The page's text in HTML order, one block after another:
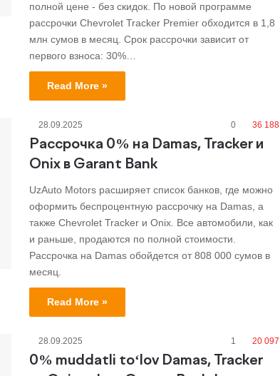
полной цене - без скидок. По новой программе
рассрочки Chevrolet Tracker Premier обходится в 1,8
млн сумов в месяц. Срок рассрочки зависит от
первого взноса: 30%…
Read More »
28.09.2025 0 36 188
Рассрочка 0% на Damas, Tracker и
Onix в Garant Bank
UzAuto Motors расширяет список банков, где можно
оформить беспроцентную рассрочку на Damas, а
также Chevrolet Tracker и Onix. Все автомобили, как
и раньше, продаются по полной стоимости.
Рассрочка на Damas обойдется от 808 000 сумов в
месяц.
Read More »
28.09.2025 1 20 097
0% muddatli to‘lov Damas, Tracker